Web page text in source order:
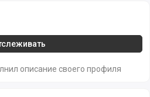
описание своего профиля